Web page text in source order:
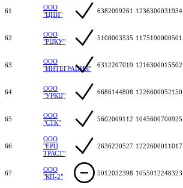
61
ООО
"ЦПИ"
6382099261 1236300031934
62
ООО
"РЦКУ"
5108003535 1175190000501
63
ООО
"ИНТЕГРАЦИЯ"
6312207019 1216300015502
64
ООО
"УРКЦ"
6686144808 1226600052150
65
ООО
"СТК"
5602009112 1045600700925
66
ООО
"ЕРЦ
ТРАСТ"
2636220527 1222600011017
67
ООО
"КП-2"
5012032398 1055012248323